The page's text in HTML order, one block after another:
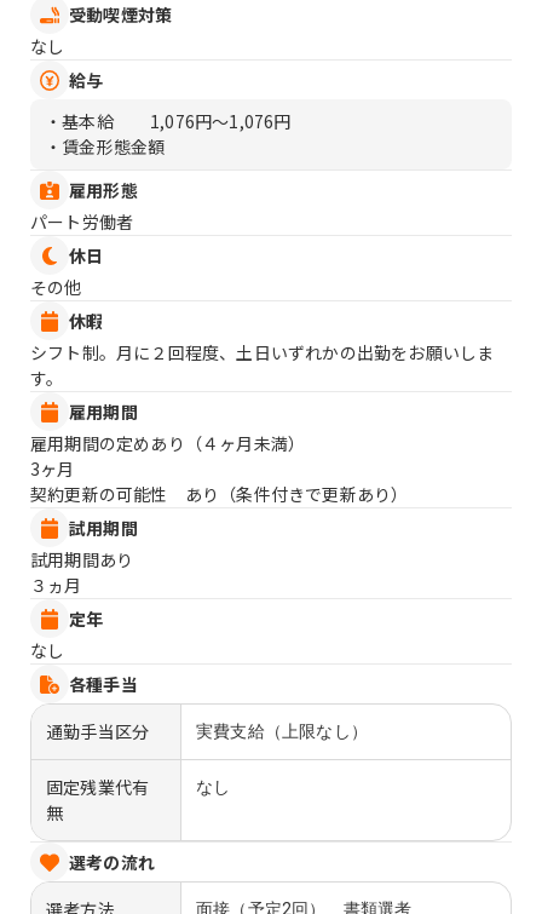
受動喫煙対策
なし
給与
・基本給
1,076円〜1,076円
・賃金形態金額
雇用形態
パート労働者
休日
その他
休暇
シフト制。月に２回程度、土日いずれかの出勤をお願いしま
す。
雇用期間
雇用期間の定めあり（４ヶ月未満）
3ヶ月
契約更新の可能性 あり（条件付きで更新あり）
試用期間
試用期間あり
３ヵ月
定年
なし
各種手当
通勤手当区分
実費支給（上限なし）
固定残業代有
無
なし
選考の流れ
面接（予定2回） 書類選考